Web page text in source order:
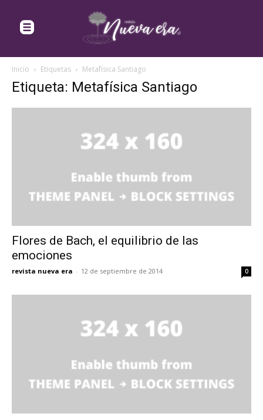
Inicio Etiquetas Metafísica Santiago
Etiqueta: Metafísica Santiago
Flores de Bach, el equilibrio de las
emociones
revista nueva era - 12 de septiembre de 2014 0